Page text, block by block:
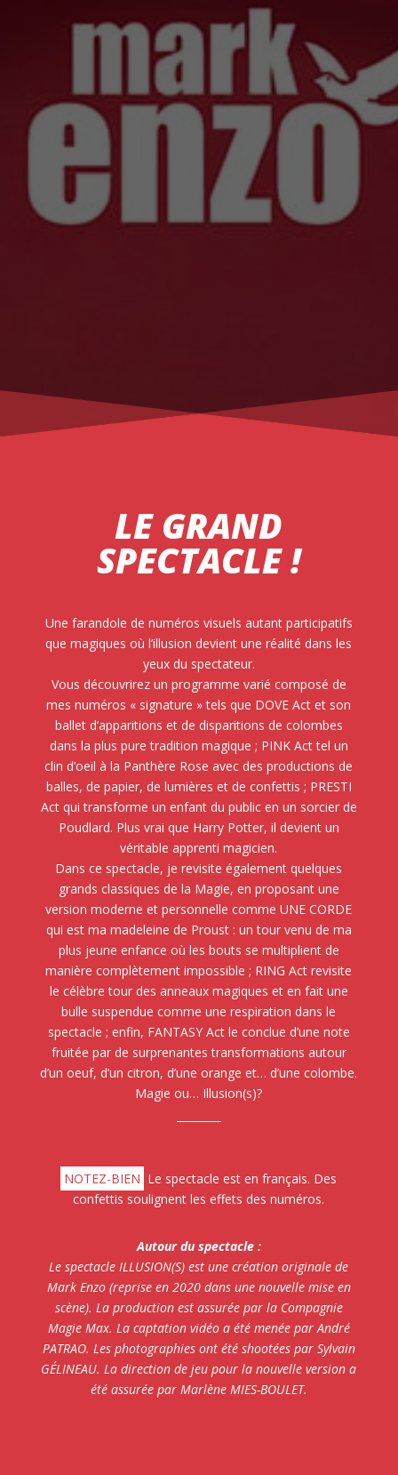
LE GRAND
SPECTACLE !
Une farandole de numéros visuels autant participatifs
que magiques où l’illusion devient une réalité dans les
yeux du spectateur.
Vous découvrirez un programme varié composé de
mes numéros « signature » tels que DOVE Act et son
ballet d’apparitions et de disparitions de colombes
dans la plus pure tradition magique ; PINK Act tel un
clin d’oeil à la Panthère Rose avec des productions de
balles, de papier, de lumières et de confettis ; PRESTI
Act qui transforme un enfant du public en un sorcier de
Poudlard. Plus vrai que Harry Potter, il devient un
véritable apprenti magicien.
Dans ce spectacle, je revisite également quelques
grands classiques de la Magie, en proposant une
version moderne et personnelle comme UNE CORDE
qui est ma madeleine de Proust : un tour venu de ma
plus jeune enfance où les bouts se multiplient de
manière complètement impossible ; RING Act revisite
le célèbre tour des anneaux magiques et en fait une
bulle suspendue comme une respiration dans le
spectacle ; enfin, FANTASY Act le conclue d’une note
fruitée par de surprenantes transformations autour
d’un oeuf, d’un citron, d’une orange et… d’une colombe.
Magie ou… Illusion(s)?
NOTEZ-BIEN Le spectacle est en français. Des
confettis soulignent les effets des numéros.
Autour du spectacle :
Le spectacle ILLUSION(S) est une création originale de
Mark Enzo (reprise en 2020 dans une nouvelle mise en
scène). La production est assurée par la Compagnie
Magie Max. La captation vidéo a été menée par André
PATRAO. Les photographies ont été shootées par Sylvain
GÉLINEAU. La direction de jeu pour la nouvelle version a
été assurée par Marlène MIES-BOULET.